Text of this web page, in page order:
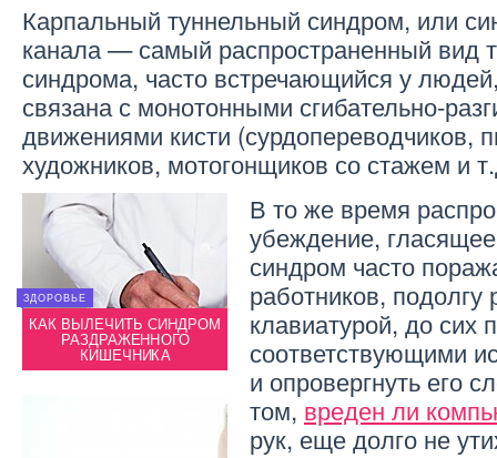
Карпальный туннельный синдром, или
канала — самый распространенный вид
синдрома, часто встречающийся у
связана с монотонными сгибательно-
движениями кисти (сурдопереводчиков,
художников, мотогонщиков со стажем и
ЗДОРОВЬЕ
КАК ВЫЛЕЧИТЬ СИНДРОМ
РАЗДРАЖЕННОГО
КИШЕЧНИКА
ЗДОРОВЬЕ
КАК ВЫЛЕЧИТЬ СИНДРОМ
РАЗДРАЖЕННОГО
КИШЕЧНИКА
В то же время
убеждение,
синдром часто
работников,
клавиатурой, до сих
соответствующими
и опровергнуть его
том, вреден ли
рук, еще долго не